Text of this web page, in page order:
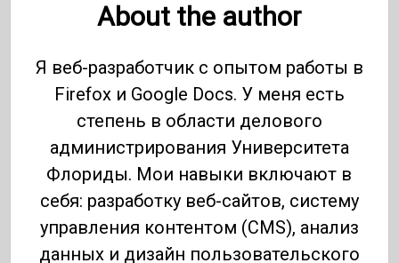
About the author
Я веб-разработчик с опытом работы в
Firefox и Google Docs. У меня есть
степень в области делового
администрирования Университета
Флориды. Мои навыки включают в
себя: разработку веб-сайтов, систему
управления контентом (CMS), анализ
данных и дизайн пользовательского